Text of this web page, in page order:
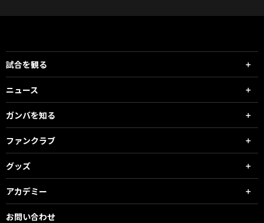
試合を観る
ニュース
ガンバを知る
ファンクラブ
グッズ
アカデミー
お問い合わせ